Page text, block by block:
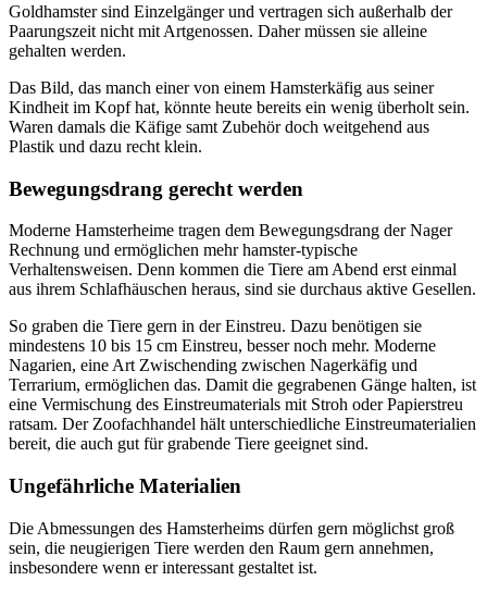
Goldhamster sind Einzelgänger und vertragen sich außerhalb der
Paarungszeit nicht mit Artgenossen. Daher müssen sie alleine
gehalten werden.
Das Bild, das manch einer von einem Hamsterkäfig aus seiner
Kindheit im Kopf hat, könnte heute bereits ein wenig überholt sein.
Waren damals die Käfige samt Zubehör doch weitgehend aus
Plastik und dazu recht klein.
Bewegungsdrang gerecht werden
Moderne Hamsterheime tragen dem Bewegungsdrang der Nager
Rechnung und ermöglichen mehr hamster-typische
Verhaltensweisen. Denn kommen die Tiere am Abend erst einmal
aus ihrem Schlafhäuschen heraus, sind sie durchaus aktive Gesellen.
So graben die Tiere gern in der Einstreu. Dazu benötigen sie
mindestens 10 bis 15 cm Einstreu, besser noch mehr. Moderne
Nagarien, eine Art Zwischending zwischen Nagerkäfig und
Terrarium, ermöglichen das. Damit die gegrabenen Gänge halten, ist
eine Vermischung des Einstreumaterials mit Stroh oder Papierstreu
ratsam. Der Zoofachhandel hält unterschiedliche Einstreumaterialien
bereit, die auch gut für grabende Tiere geeignet sind.
Ungefährliche Materialien
Die Abmessungen des Hamsterheims dürfen gern möglichst groß
sein, die neugierigen Tiere werden den Raum gern annehmen,
insbesondere wenn er interessant gestaltet ist.